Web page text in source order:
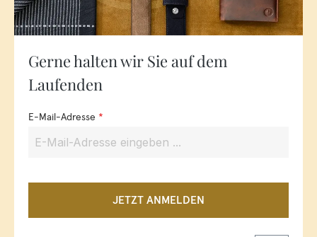
Gerne halten wir Sie auf dem
Laufenden
E-Mail-Adresse *
JETZT ANMELDEN